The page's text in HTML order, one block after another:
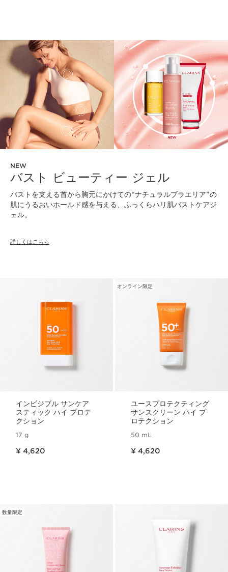
NEW
バスト ビューティー ジェル
バストを支える首から胸元にかけての“ナチュラルブラエリア”の
肌にうるおいホールド感を与える、ふっくらハリ肌バストケアジ
ェル。
詳しくはこちら
インビジブル サンケア
スティック ハイ プロテ
クション
17 g
¥ 4,620
オンライン限定
ユースプロテクティング
サンスクリーン ハイ プ
ロテクション
50 mL
¥ 4,620
数量限定